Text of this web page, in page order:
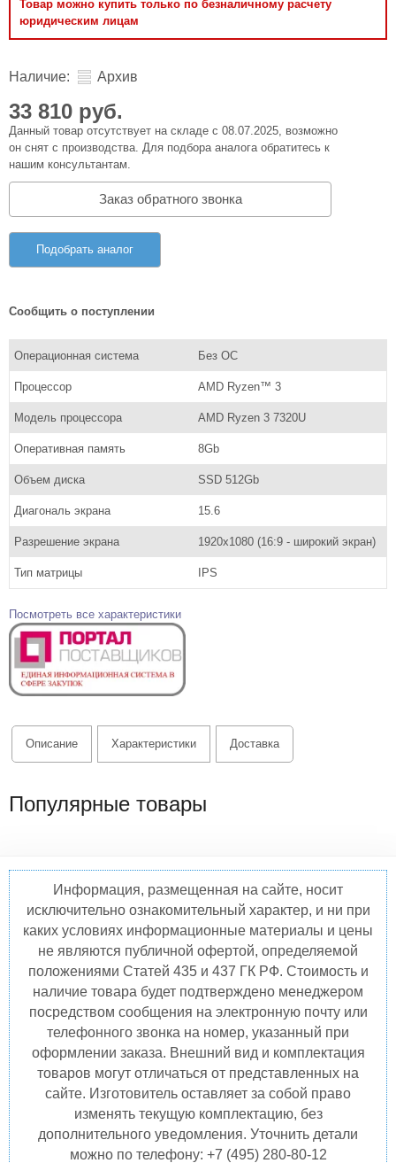
Товар можно купить только по безналичному расчету
юридическим лицам
Наличие: Архив
33 810 руб.
Данный товар отсутствует на складе с 08.07.2025, возможно
он снят с производства. Для подбора аналога обратитесь к
нашим консультантам.
Заказ обратного звонка
Подобрать аналог
Сообщить о поступлении
Операционная система Без ОС
Процессор AMD Ryzen™ 3
Модель процессора AMD Ryzen 3 7320U
Оперативная память 8Gb
Объем диска SSD 512Gb
Диагональ экрана 15.6
Разрешение экрана 1920х1080 (16:9 - широкий экран)
Тип матрицы IPS
Посмотреть все характеристики
Описание Характеристики Доставка
Популярные товары
Информация, размещенная на сайте, носит
исключительно ознакомительный характер, и ни при
каких условиях информационные материалы и цены
не являются публичной офертой, определяемой
положениями Статей 435 и 437 ГК РФ. Стоимость и
наличие товара будет подтверждено менеджером
посредством сообщения на электронную почту или
телефонного звонка на номер, указанный при
оформлении заказа. Внешний вид и комплектация
товаров могут отличаться от представленных на
сайте. Изготовитель оставляет за собой право
изменять текущую комплектацию, без
дополнительного уведомления. Уточнить детали
можно по телефону: +7 (495) 280-80-12